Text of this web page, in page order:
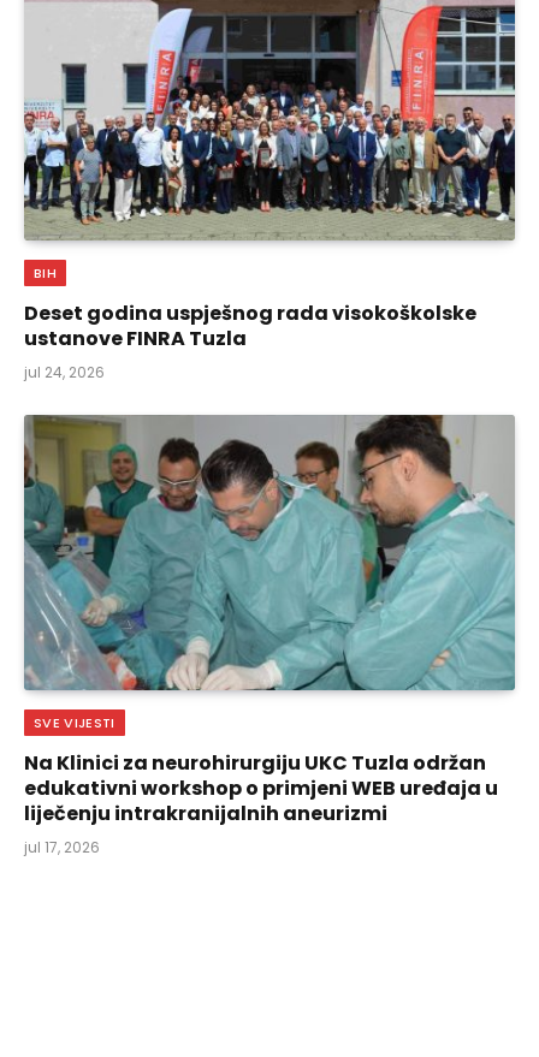
BIH
Deset godina uspješnog rada visokoškolske
ustanove FINRA Tuzla
jul 24, 2026
SVE VIJESTI
Na Klinici za neurohirurgiju UKC Tuzla održan
edukativni workshop o primjeni WEB uređaja u
liječenju intrakranijalnih aneurizmi
jul 17, 2026